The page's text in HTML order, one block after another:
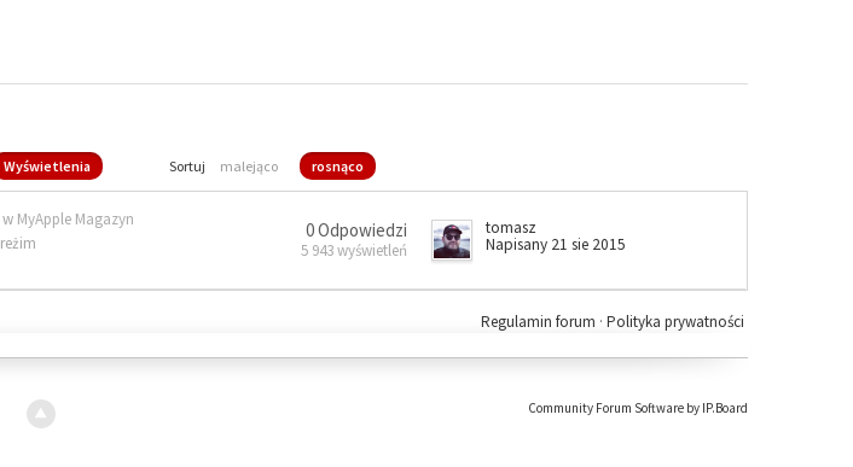
Wyświetlenia Sortuj malejąco rosnąco
w MyApple Magazyn
reżim
0 Odpowiedzi
5 943 wyświetleń
tomasz
Napisany 21 sie 2015
Polityka prywatności
Regulamin forum ·
Community Forum Software by IP.Board